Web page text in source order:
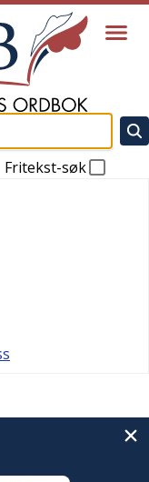
Fritekst-søk